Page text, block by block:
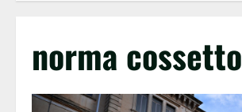
norma cossetto